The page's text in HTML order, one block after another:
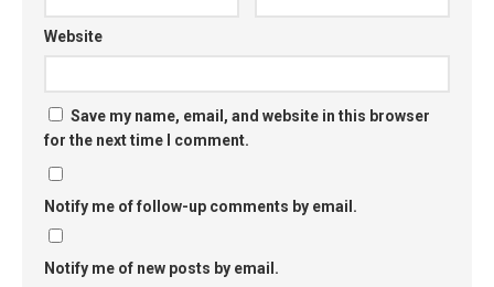
Website
Save my name, email, and website in this browser
for the next time I comment.
Notify me of follow-up comments by email.
Notify me of new posts by email.